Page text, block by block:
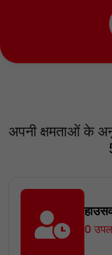
अपनी क्षमताओं के
0